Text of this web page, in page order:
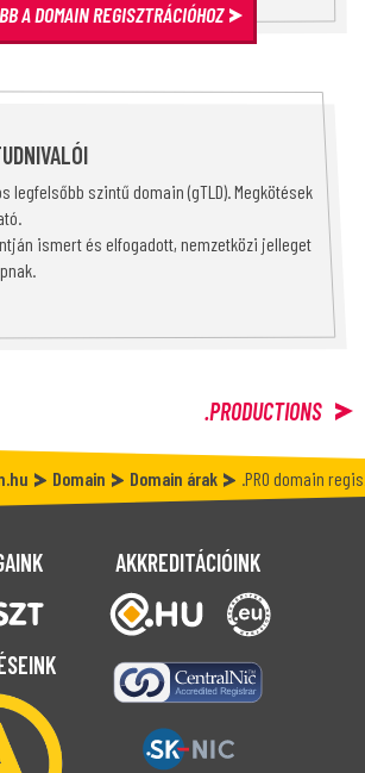
A DOMAIN REGISZTRÁCIÓHOZ
legfelsőbb szintű domain (gTLD). Megkötések
ismert és elfogadott, nemzetközi jelleget
.PRODUCTIONS
Domain Domain árak .PRO domain
AKKREDITÁCIÓINK